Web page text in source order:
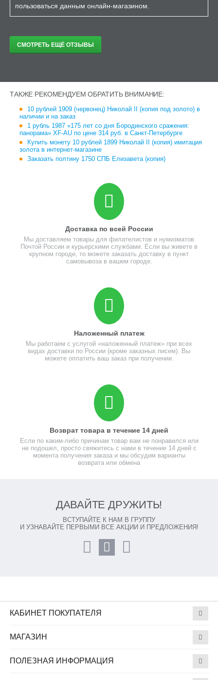
пользоваться данным онлайн-магазином.
СМОТРЕТЬ ЕЩЁ ОТЗЫВЫ
ТАКЖЕ РЕКОМЕНДУЕМ ОБРАТИТЬ ВНИМАНИЕ:
10 рублей 1909 (червонец) Николай II (копия под золото) в
наличии и на заказ
1 рубль 1987 «175 лет со дня Бородинского сражения:
панорама» XF-AU по цене 314 руб. в Санкт-Петербурге
Купить монету 10 рублей 1899 Николай II (копия) имитация
золота в интернет-магазине
Заказать полтину 1750 СПБ Елизавета (копия)
Доставка по всей России
Мы доставляем товары для филателистов и нумизматов
Почтой России и курьерскими службами. Если вы живете в
крупном городе, то можете заказать доставку в пункт
самовывоза в вашем городе.
Наложенный платеж
Мы работаем с услугой «наложенный платеж» при всех
видах доставки по России (кроме заказных писем). Вы
можете оплатить ваш заказ при получении.
Возврат товара в течение 14 дней
Если по каким-либо причинам товар вам не понравился или
не подошел, просто свяжитесь с нами в течение 14 дней с
момента получения заказа и мы обсудим варианты
возврата или обмена
ДАВАЙТЕ ДРУЖИТЬ!
ВСТУПАЙТЕ К НАМ В ГРУППУ
И УЗНАВАЙТЕ ПЕРВЫМИ ВСЕ АКЦИИ И ПРЕДЛОЖЕНИЯ!
КАБИНЕТ ПОКУПАТЕЛЯ
МАГАЗИН
ПОЛЕЗНАЯ ИНФОРМАЦИЯ